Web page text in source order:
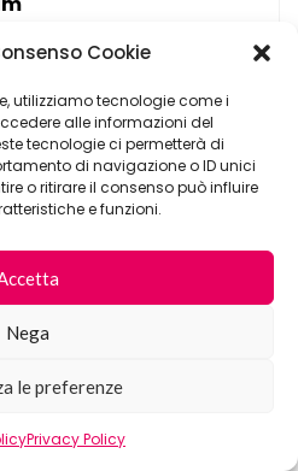
Cookie
utilizziamo tecnologie come i
alle informazioni del
tecnologie ci permetterà di
di navigazione o ID unici
o ritirare il consenso può influire
e funzioni.
Nega
le preferenze
Privacy Policy